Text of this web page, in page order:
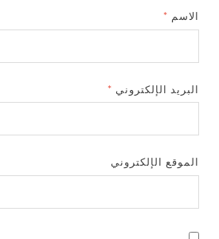
الاسم *
البريد الإلكتروني *
الموقع الإلكتروني